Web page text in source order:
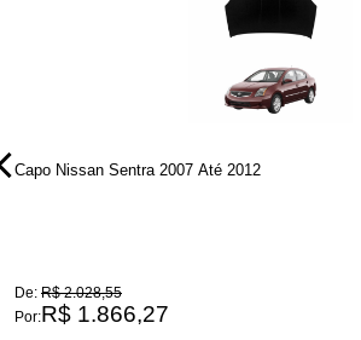
Capo Nissan Sentra 2007 Até 2012
De: R$ 2.028,55
Por:R$ 1.866,27